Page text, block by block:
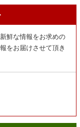
鮮な情報をお求めの
をお届けさせて頂き